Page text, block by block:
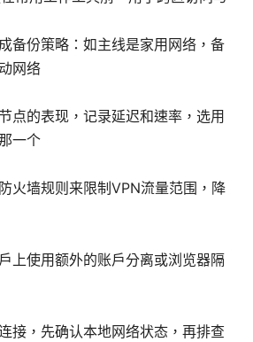
备份策略：如主线是家用网络，备
网络
点的表现，记录延迟和速率，选用
一个
火墙规则来限制VPN流量范围，降
上使用额外的账户分离或浏览器隔
接，先确认本地网络状态，再排查